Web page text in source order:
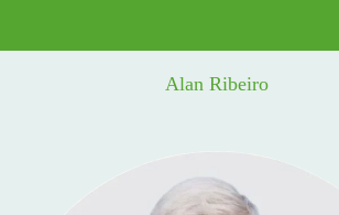
Alan Ribeiro